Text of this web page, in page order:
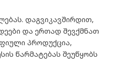
დაგვიკავშირდით,
და ერთად შევქმნათ
პროდუქცია,
წარმატებას შეუწყობს